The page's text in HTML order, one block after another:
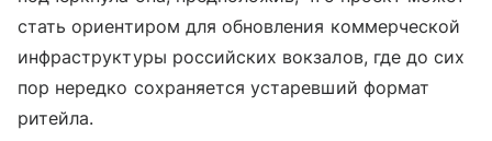
стать ориентиром для обновления коммерческой
инфраструктуры российских вокзалов, где до сих
пор нередко сохраняется устаревший формат
ритейла.